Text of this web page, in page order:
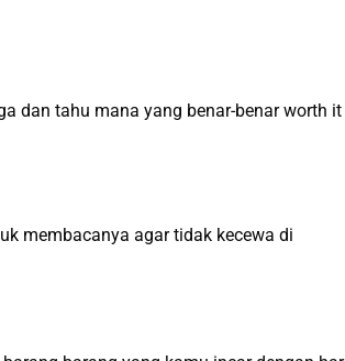
dan tahu mana yang benar-benar worth it
membacanya agar tidak kecewa di